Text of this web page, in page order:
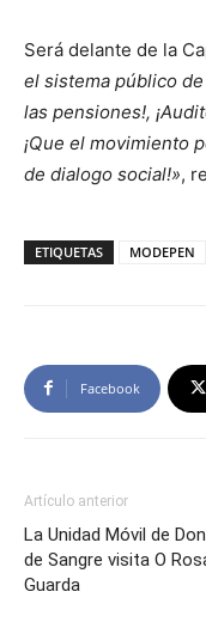
Será delante de la
el sistema público
las pensiones!,
¡Que el movimiento
de dialogo social!»,
ETIQUETAS MODEPEN
Facebook
Artículo anterior
La Unidad Móvil de
de Sangre visita O
Guarda